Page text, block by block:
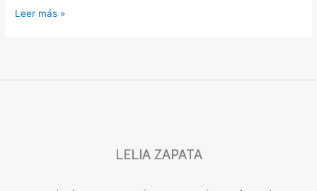
Leer más »
LELIA ZAPATA